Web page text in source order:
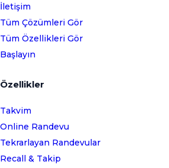
İletişim
Tüm Çözümleri Gör
Tüm Özellikleri Gör
Başlayın
Özellikler
Takvim
Online Randevu
Tekrarlayan Randevular
Recall & Takip